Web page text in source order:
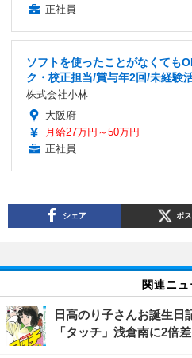
正社員
ソフトを使ったことがなくても
ク・校正担当/賞与年2回/未経験
株式会社小林
大阪府
月給27万円～50万円
正社員
シェア ポ
関連ニュ
日高のり子さんお誕生日
「タッチ」浅倉南に2倍